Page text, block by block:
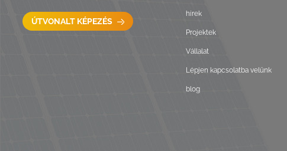
ÚTVONALT KÉPEZÉS
hírek
Projektek
Vállalat
Lépjen kapcsolatba velünk
blog